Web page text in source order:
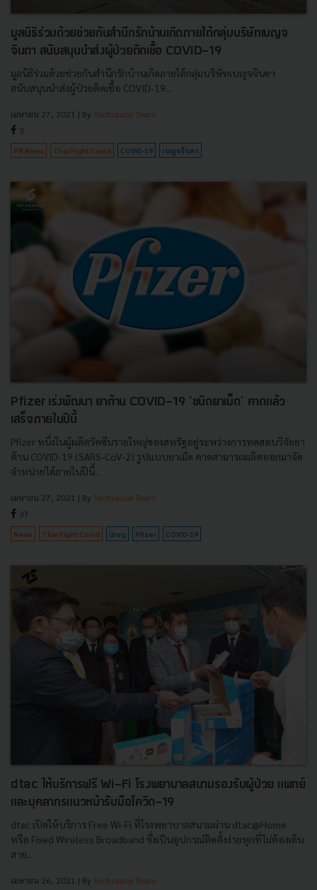
มูลนิธิร่วมด้วยช่วยกันสำนึกรักบ้านเกิดภายใต้กลุ่มบริษัทเบญจ
จินดา สนับสนุนนำส่งผู้ป่วยติดเชื้อ COVID-19
มูลนิธิร่วมด้วยช่วยกันสำนึกรักบ้านเกิดภายใต้กลุ่มบริษัทเบญจจินดา
สนับสนุนนำส่งผู้ป่วยติดเชื้อ COVID-19...
เมษายน 27, 2021 | By Techsauce Team
3
PR News Thai Fight Covid COVID-19 เบญจจินดา
Pfizer เร่งพัฒนา ยาต้าน COVID-19 ‘ชนิดยาเม็ด’ คาดแล้ว
เสร็จภายในปีนี้
Pfizer หนึ่งในผู้ผลิตวัคซีนรายใหญ่ของสหรัฐอยู่ระหว่างการทดสอบวิจัยยา
ต้าน COVID-19 (SARS-CoV-2) รูปแบบยาเม็ด คาดสามารถผลิตออกมาจัด
จำหน่ายได้ภายในปีนี้...
เมษายน 27, 2021 | By Techsauce Team
37
News Thai Fight Covid drug Pfizer COVID-19
dtac ให้บริการฟรี Wi-Fi โรงพยาบาลสนามรองรับผู้ป่วย แพทย์
และบุคลากรแนวหน้ารับมือโควิด-19
dtac เปิดให้บริการ Free Wi-Fi ที่โรงพยาบาลสนามผ่าน dtac@Home
หรือ Fixed Wireless Broadband ซึ่งเป็นอุปกรณ์ติดตั้งง่ายทุกที่ไม่ต้องเดิน
สาย...
เมษายน 26, 2021 | By Techsauce Team